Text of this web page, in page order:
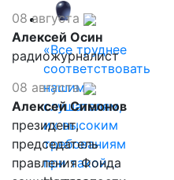
«Все труднее
соответствовать
нашим
слушателям,
их высоким
требованиям
при такой…
08 августа
Алексей Осин
радиожурналист
08 августа
Алексей Симонов
президент,
председатель
правления Фонда